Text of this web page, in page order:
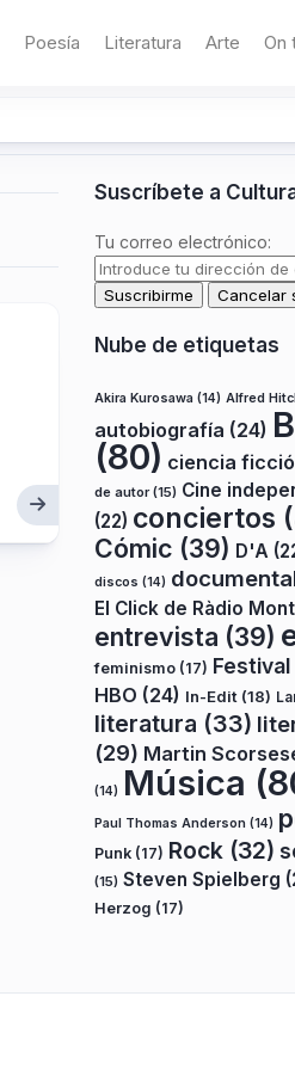
Poesía Literatura Arte On
Suscríbete a
Tu correo electrónico:
Nube de etiquetas
Akira Kurosawa (14) Alfred
autobiografía (24)
(80) ciencia
de autor(15) Cine
(22) conciertos
Cómic (39) D'A
discos (14)
El Click de Ràdio
entrevista (39)
feminismo (17) Festival
HBO (24) In-Edit (18)
literatura (33)
(29) Martin
(14) Música
Paul Thomas Anderson (14)
Punk (17) Rock (32)
(15) Steven Spielberg
Herzog (17)